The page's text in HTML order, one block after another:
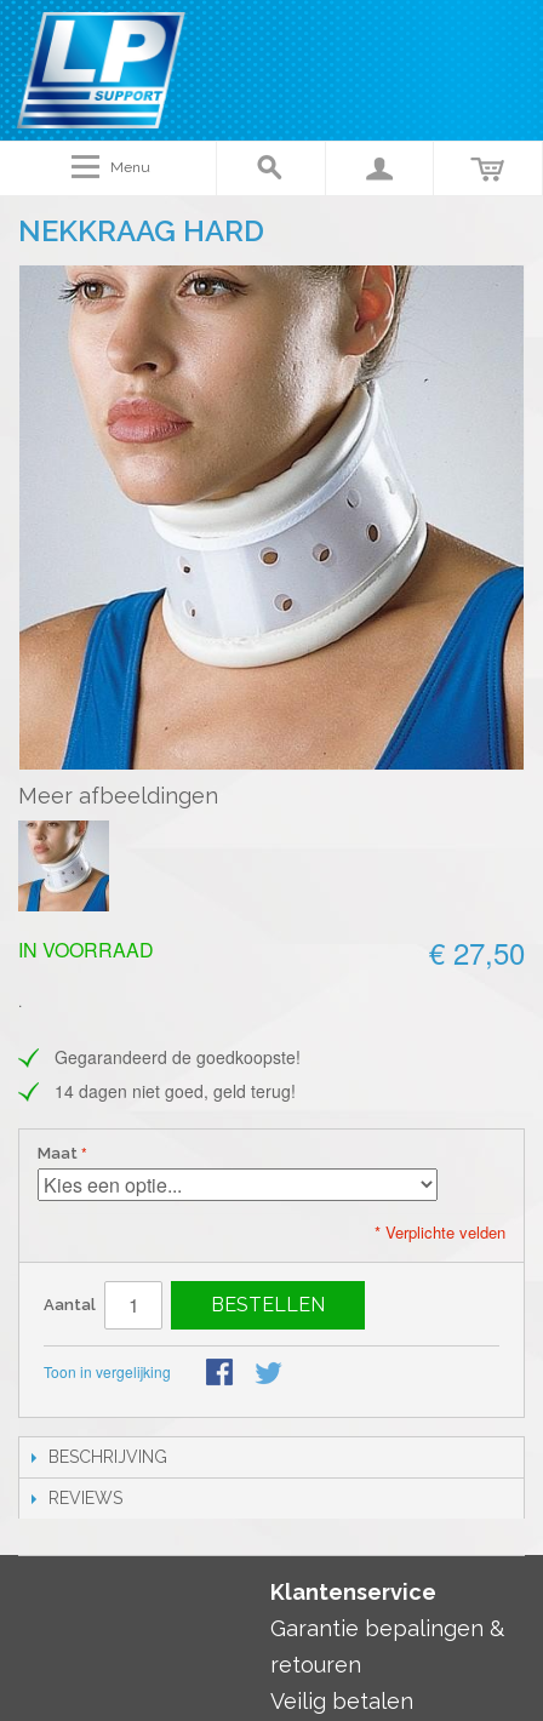
Menu
NEKKRAAG HARD
Meer afbeeldingen
€ 27,50
IN VOORRAAD
.
Gegarandeerd de goedkoopste!
14 dagen niet goed, geld terug!
Maat
* Verplichte velden
Aantal BESTELLEN
Toon in vergelijking
BESCHRIJVING
REVIEWS
Klantenservice
Garantie bepalingen &
retouren
Veilig betalen